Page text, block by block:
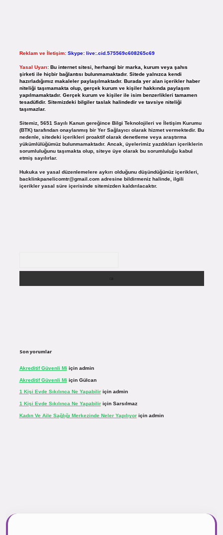
Reklam ve İletişim: Skype: live:.cid.575569c608265c69
Yasal Uyarı: Bu internet sitesi, herhangi bir marka, kurum veya şahıs
şirketi ile hiçbir bağlantısı bulunmamaktadır. Sitede yalnızca kendi
hazırladığımız makaleler paylaşılmaktadır. Burada yer alan içerikler haber
niteliği taşımamakta olup, gerçek kurum ve kişiler hakkında paylaşım
yapılmamaktadır. Gerçek kurum ve kişiler ile isim benzerlikleri tamamen
tesadüfidir. Sitemizdeki bilgiler taslak halindedir ve tavsiye niteliği
taşımazlar.
Sitemiz, 5651 Sayılı Kanun gereğince Bilgi Teknolojileri ve İletişim Kurumu
(BTK) tarafından onaylanmış bir Yer Sağlayıcı olarak hizmet vermektedir. Bu
nedenle, sitedeki içerikleri proaktif olarak denetleme veya araştırma
yükümlülüğümüz bulunmamaktadır. Ancak, üyelerimiz yazdıkları içeriklerin
sorumluluğunu taşımakta olup, siteye üye olarak bu sorumluluğu kabul
etmiş sayılırlar.
Hukuka ve yasal düzenlemelere aykırı olduğunu düşündüğünüz içerikleri,
backlinkpanelicomtr@gmail.comadresine bildirmeniz halinde, ilgili
içerikler yasal süre içerisinde sitemizden kaldırılacaktır.
Son yorumlar
Akreditif Güvenli Mi için admin
Akreditif Güvenli Mi için Gülcan
1 Kişi Evde Sıkılınca Ne Yapabiliriçin admin
1 Kişi Evde Sıkılınca Ne Yapabiliriçin Sarsılmaz
Kadın Ve Aile Sağlığı Merkezinde Neler Yapılıyoriçin admin